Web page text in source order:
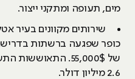
מים, תעופה ומתקני ייצור.
שירותים מקוונים בעיר
כופר שפגעה ברשתות
של 55,000$.
2.6 מיליון דולר.